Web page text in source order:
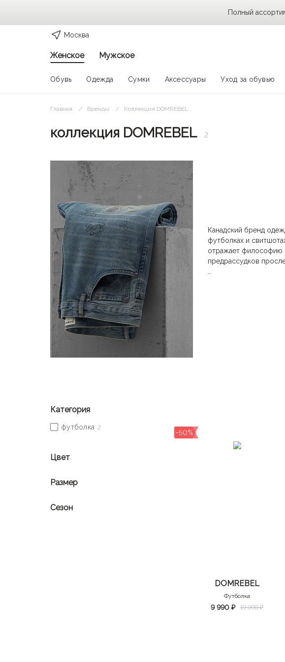
Главная Бренды Коллекция DOMREBEL
коллекция DOMREBEL 2
Канадский бренд
футболках и
отражает философию
предрассудков
историей, стараются
-50%
DOMREBEL
Футболка
9 990 ₽ 19 990 ₽
Категория
Цвет
Размер
Сезон
Полный
Москва
Женское Мужское
Обувь Одежда Сумки Аксессуары Уход за обувью